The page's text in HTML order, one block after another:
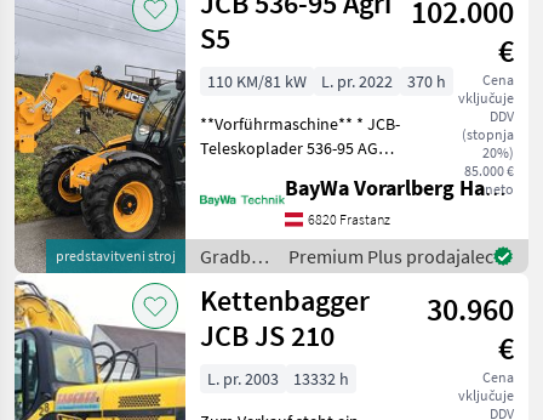
predstavitveni stroj
S5
102.000
€
Cena
vključuje
DDV
(stopnja
20%)
85.000 €
neto
110 KM/81 kW L. pr. 2022
370 h
**Vorführmaschine** * JCB-
Teleskoplader 536-95 AGRI
R 24 A580 Alliance *
Joystickbedienung mit 1 x
dw vorne * Kabine mit
Heizung un
BayWa Vorarlberg HandelsGmbH BayWa Technik
6820 Frastanz
Gradbeni
stroji /
JCB
Premium Plus prodajalec
Kettenbagger
JCB JS 210
30.960
€
Cena
vključuje
DDV
L. pr. 2003
13332 h